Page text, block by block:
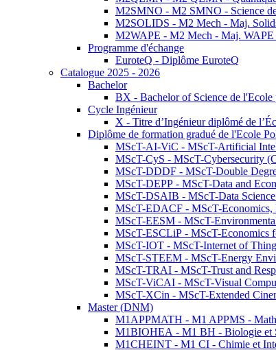
M2SMNO - M2 SMNO - Science
M2SOLIDS - M2 Mech - Maj.
M2WAPE - M2 Mech - Maj. WAPE
Programme d'échange
EuroteQ - Diplôme EuroteQ
Catalogue 2025 - 2026
Bachelor
BX - Bachelor of Science de l'Ecole
Cycle Ingénieur
X - Titre d’Ingénieur diplômé de
Diplôme de formation gradué de l'Ecole
MScT-AI-ViC - MScT-Artificial
MScT-CyS - MScT-Cybersecurity
MScT-DDDF - MScT-Double
MScT-DEPP - MScT-Data and
MScT-DSAIB - MScT-Data
MScT-EDACF - MScT-Economics,
MScT-EESM - MScT-
MScT-ESCLiP - MScT-Economics
MScT-IOT - MScT-Internet of
MScT-STEEM - MScT-Energy
MScT-TRAI - MScT-Trust and
MScT-ViCAI - MScT-Visual
MScT-XCin - MScT-Extended
Master (DNM)
M1APPMATH - M1 APPMS -
M1BIOHEA - M1 BH - Biologie et
M1CHEINT - M1 CI - Chimie et